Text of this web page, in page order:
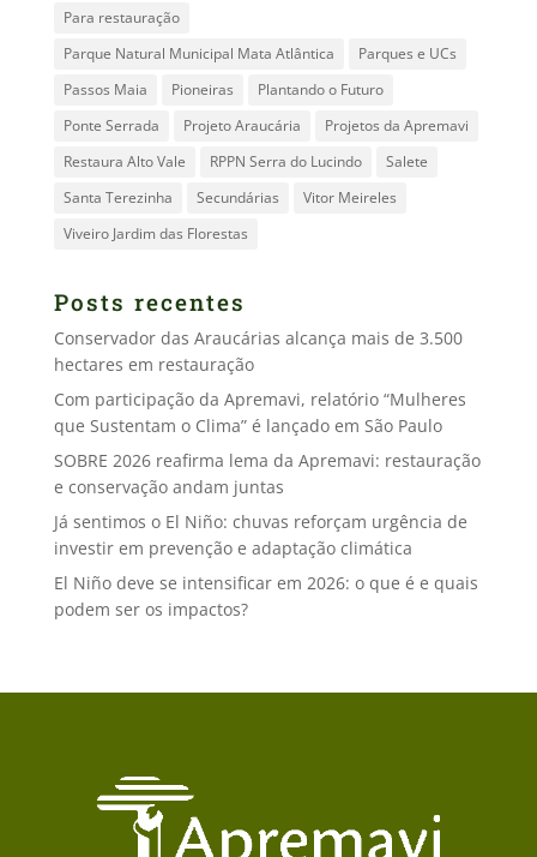
Para restauração
Parque Natural Municipal Mata Atlântica
Parques e UCs
Passos Maia
Pioneiras
Plantando o Futuro
Ponte Serrada
Projeto Araucária
Projetos da Apremavi
Restaura Alto Vale
RPPN Serra do Lucindo
Salete
Santa Terezinha
Secundárias
Vitor Meireles
Viveiro Jardim das Florestas
Posts recentes
Conservador das Araucárias alcança mais de 3.500
hectares em restauração
Com participação da Apremavi, relatório “Mulheres
que Sustentam o Clima” é lançado em São Paulo
SOBRE 2026 reafirma lema da Apremavi: restauração
e conservação andam juntas
Já sentimos o El Niño: chuvas reforçam urgência de
investir em prevenção e adaptação climática
El Niño deve se intensificar em 2026: o que é e quais
podem ser os impactos?